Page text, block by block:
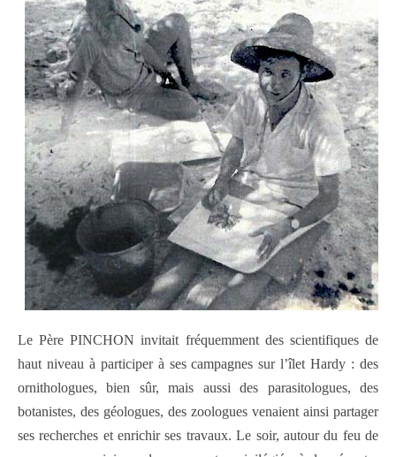
Le Père PINCHON invitait fréquemment des scientifiques de
haut niveau à participer à ses campagnes sur l’îlet Hardy : des
ornithologues, bien sûr, mais aussi des parasitologues, des
botanistes, des géologues, des zoologues venaient ainsi partager
ses recherches et enrichir ses travaux. Le soir, autour du feu de